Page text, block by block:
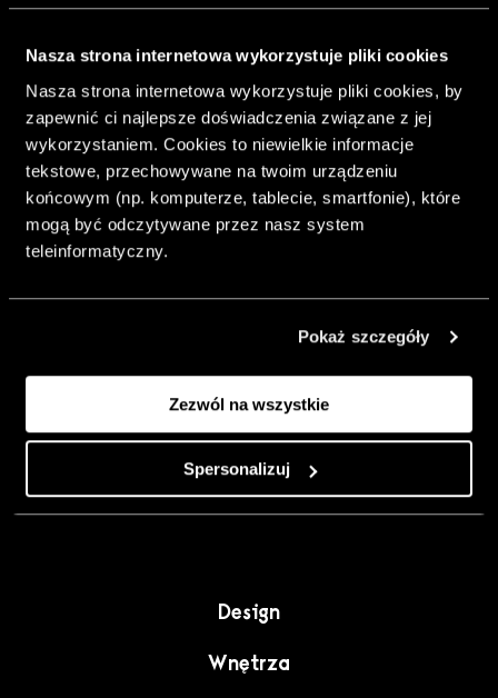
Nasza strona internetowa wykorzystuje pliki cookies
Nasza strona internetowa wykorzystuje pliki cookies, by
zapewnić ci najlepsze doświadczenia związane z jej
wykorzystaniem. Cookies to niewielkie informacje
tekstowe, przechowywane na twoim urządzeniu
końcowym (np. komputerze, tablecie, smartfonie), które
mogą być odczytywane przez nasz system
teleinformatyczny.
Pokaż szczegóły
Zezwól na wszystkie
Spersonalizuj
& Living 40.
„Dom bardziej
Twój. Odważ się
urządzić go
rzemiosło jako
punkt wyjścia
do wnętrz
pełnych
charakteru”.
Design
Wnętrza